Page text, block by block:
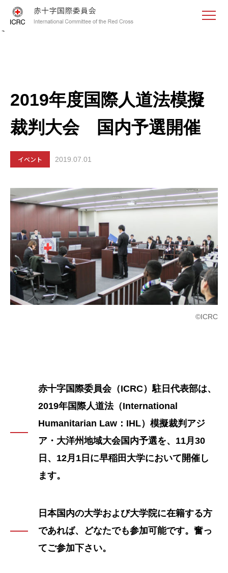
<
2019年度国際人道法模擬
裁判大会 国内予選開催
イベント 2019.07.01
©ICRC
赤十字国際委員会（ICRC）駐日代表部は、
2019年国際人道法（International
Humanitarian Law：IHL）模擬裁判アジ
ア・大洋州地域大会国内予選を、11月30
日、12月1日に早稲田大学において開催し
ます。
日本国内の大学および大学院に在籍する方
であれば、どなたでも参加可能です。奮っ
てご参加下さい。